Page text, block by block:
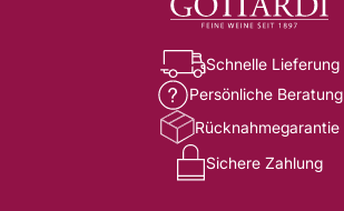
Schnelle Lieferung
Persönliche Beratung
Rücknahmegarantie
Sichere Zahlung